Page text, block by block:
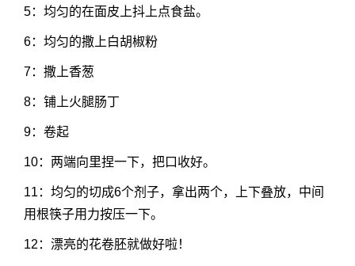
5：均匀的在面皮上抖上点食盐。
6：均匀的撒上白胡椒粉
7：撒上香葱
8：铺上火腿肠丁
9：卷起
10：两端向里捏一下，把口收好。
11：均匀的切成6个剂子，拿出两个，上下叠放，中间
用根筷子用力按压一下。
12：漂亮的花卷胚就做好啦！